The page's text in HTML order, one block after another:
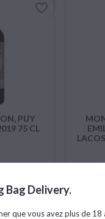
PUY
75 CL
€
favorite_border
Bag Delivery.
que vous avez plus de 18